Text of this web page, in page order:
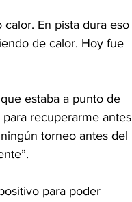
En pista dura eso
de calor. Hoy fue
estaba a punto de
recuperarme antes
torneo antes del
para poder